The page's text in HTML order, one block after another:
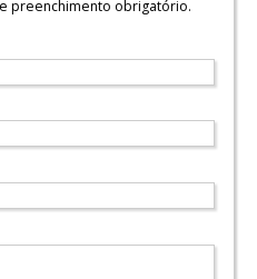
preenchimento obrigatório.